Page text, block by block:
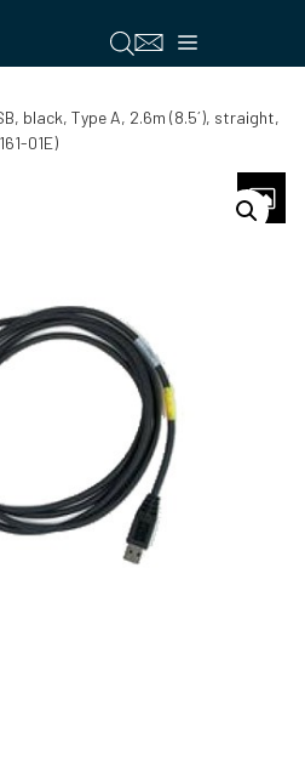
Menú
black, Type A, 2.6m (8.5´), straight,
01E)